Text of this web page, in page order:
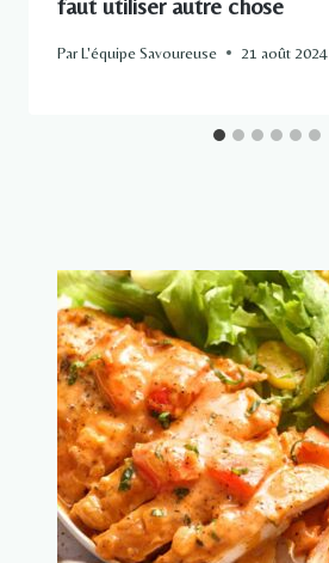
faut utiliser autre chose
ParL'équipe Savoureuse 21 août 2024